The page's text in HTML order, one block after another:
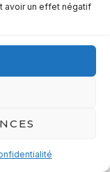
avoir un effet négatif